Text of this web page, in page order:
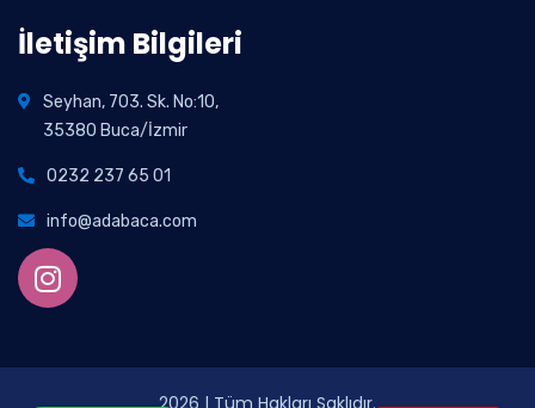
İletişim Bilgileri
Seyhan, 703. Sk. No:10,
35380 Buca/İzmir
0232 237 65 01
info@adabaca.com
2026 | Tüm Hakları Saklıdır.